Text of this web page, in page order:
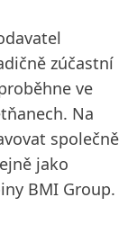
zúčastní
ve
Na
společně
jako
BMI Group.